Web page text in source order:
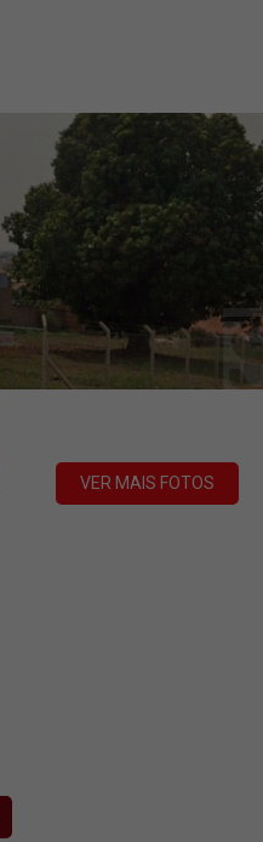
VER MAIS FOTOS